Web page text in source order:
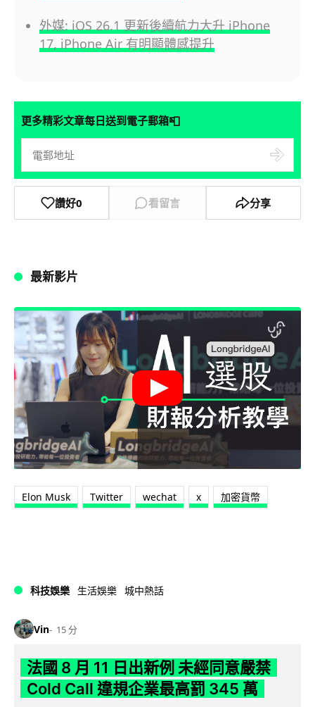
外媒: iOS 26.1 更新後續航力大升 iPhone
17, iPhone Air 有明顯體感提升
更多精彩文章每日送到電子郵箱📮
讚好0 看留言 分享
最新影片
Elon Musk Twitter wechat x 加密貨幣
科技娛樂 生活娛樂 城中熱話
Vin 15 分
法國 8 月 11 日出新例 未經同意嚴禁
Cold Call 違規企業最高罰 345 萬